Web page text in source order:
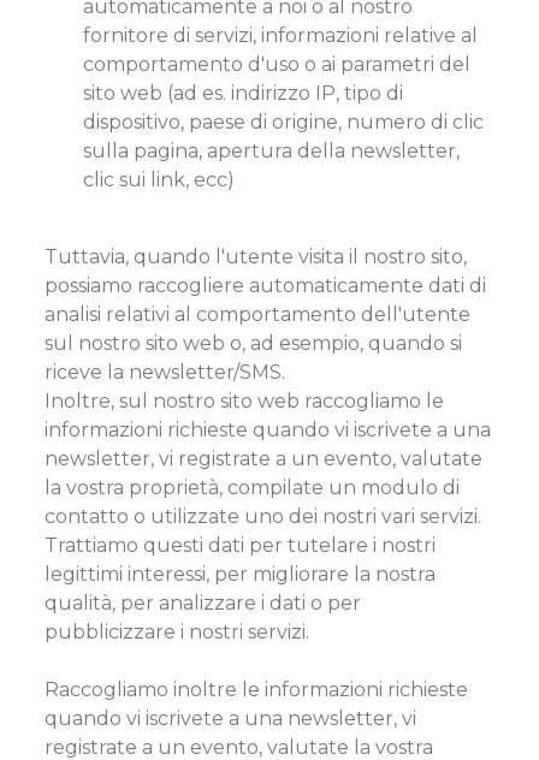
automaticamente a noi o al nostro
fornitore di servizi, informazioni relative al
comportamento d'uso o ai parametri del
sito web (ad es. indirizzo IP, tipo di
dispositivo, paese di origine, numero di clic
sulla pagina, apertura della newsletter,
clic sui link, ecc)
Tuttavia, quando l'utente visita il nostro sito,
possiamo raccogliere automaticamente dati di
analisi relativi al comportamento dell'utente
sul nostro sito web o, ad esempio, quando si
riceve la newsletter/SMS.
Inoltre, sul nostro sito web raccogliamo le
informazioni richieste quando vi iscrivete a una
newsletter, vi registrate a un evento, valutate
la vostra proprietà, compilate un modulo di
contatto o utilizzate uno dei nostri vari servizi.
Trattiamo questi dati per tutelare i nostri
legittimi interessi, per migliorare la nostra
qualità, per analizzare i dati o per
pubblicizzare i nostri servizi.
Raccogliamo inoltre le informazioni richieste
quando vi iscrivete a una newsletter, vi
registrate a un evento, valutate la vostra